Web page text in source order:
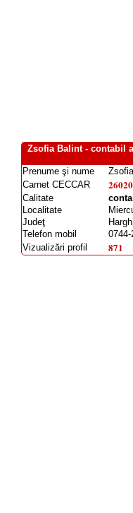
Zsofia Balint - contabil
Prenume şi nume
Carnet CECCAR
26020
Calitate
Localitate
Judeţ
Telefon mobil
0744-
Vizualizări profil
871